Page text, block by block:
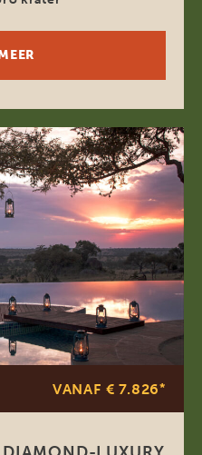
VANAF € 7.826*